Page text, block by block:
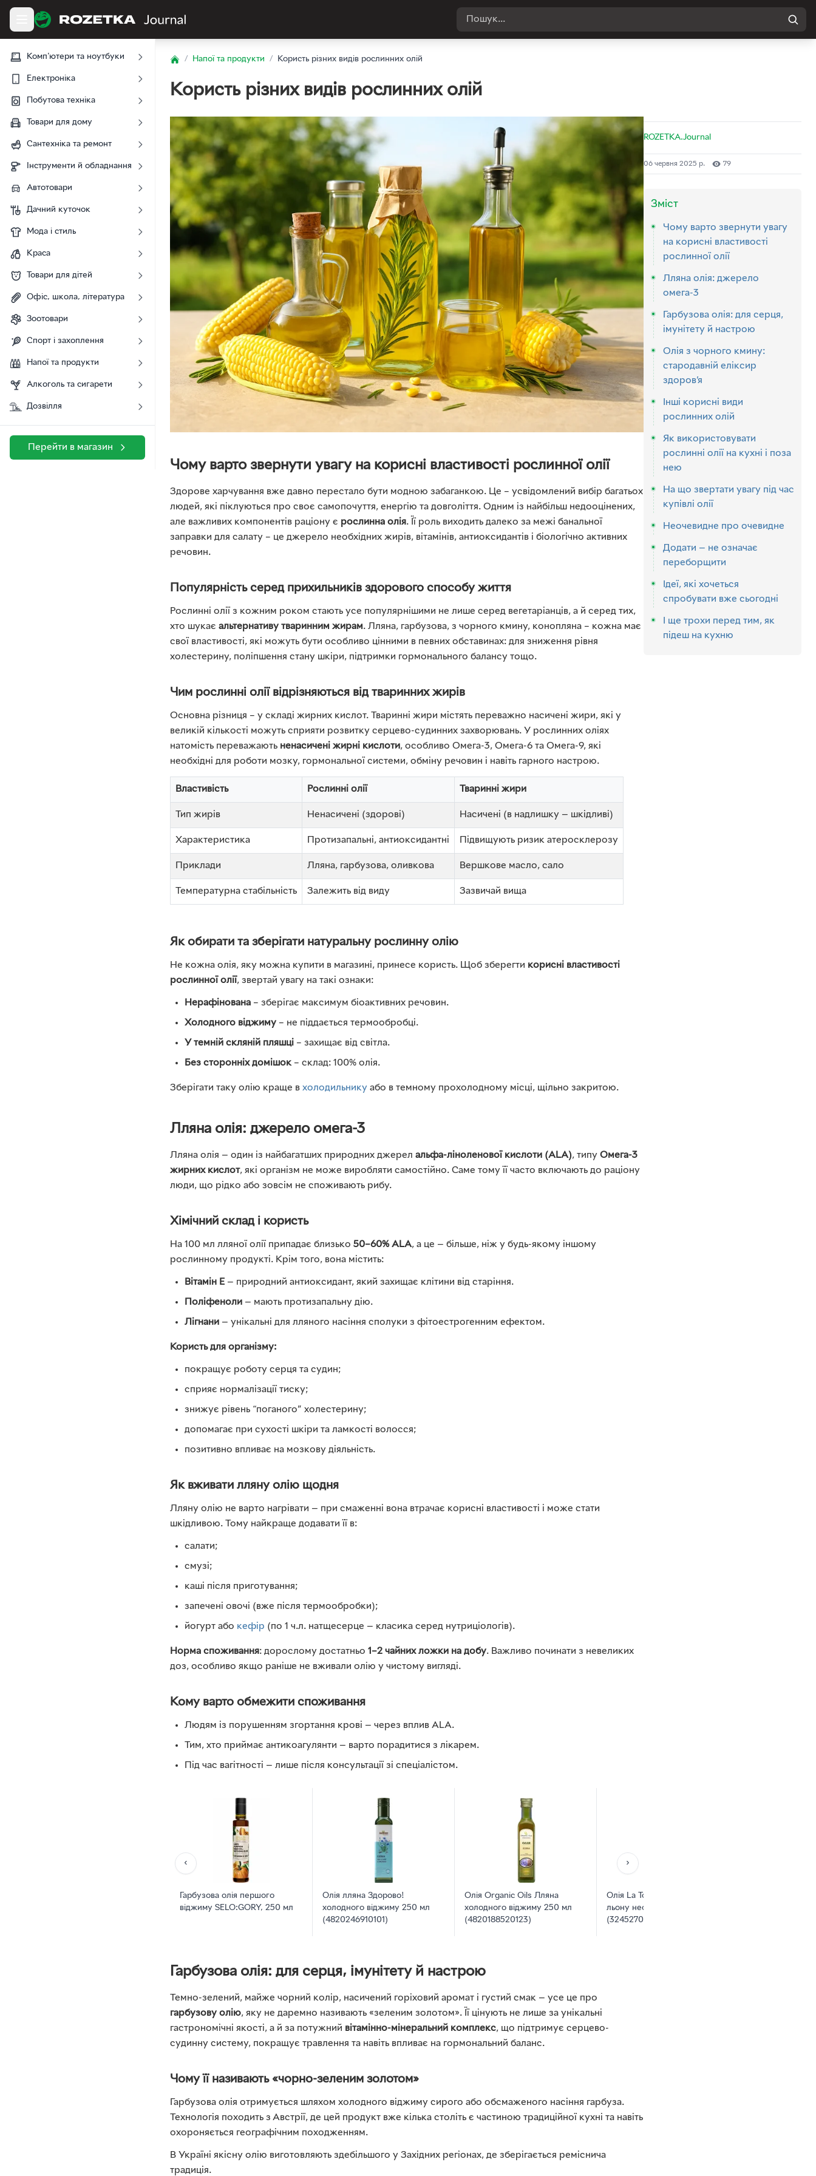
Комп'ютери та ноутбуки
Електроніка
Побутова техніка
Товари для дому
Сантехніка та ремонт
Інструменти й обладнання
Автотовари
Дачний куточок
Мода і стиль
Краса
Товари для дітей
Офіс, школа, література
Зоотовари
Спорт і захоплення
Напої та продукти
Алкоголь та сигарети
Дозвілля
Перейти в магазин
Home
/ Напої та продукти / Користь різних видів рослинних олій
Користь різних видів рослинних олій
Чому варто звернути увагу на корисні властивості рослинної олії
Здорове харчування вже давно перестало бути модною забаганкою. Це – усвідомлений вибір багатьох
людей, які піклуються про своє самопочуття, енергію та довголіття. Одним із найбільш недооцінених,
але важливих компонентів раціону є рослинна олія. Її роль виходить далеко за межі банальної
заправки для салату – це джерело необхідних жирів, вітамінів, антиоксидантів і біологічно активних
речовин.
Популярність серед прихильників здорового способу життя
Рослинні олії з кожним роком стають усе популярнішими не лише серед вегетаріанців, а й серед тих,
хто шукає альтернативу тваринним жирам. Лляна, гарбузова, з чорного кмину, конопляна – кожна має
свої властивості, які можуть бути особливо цінними в певних обставинах: для зниження рівня
холестерину, поліпшення стану шкіри, підтримки гормонального балансу тощо.
Чим рослинні олії відрізняються від тваринних жирів
Основна різниця – у складі жирних кислот. Тваринні жири містять переважно насичені жири, які у
великій кількості можуть сприяти розвитку серцево-судинних захворювань. У рослинних оліях
натомість переважають ненасичені жирні кислоти, особливо Омега-3, Омега-6 та Омега-9, які
необхідні для роботи мозку, гормональної системи, обміну речовин і навіть гарного настрою.
Властивість Рослинні олії Тваринні жири
Тип жирів Ненасичені (здорові) Насичені (в надлишку — шкідливі)
Характеристика Протизапальні, антиоксидантні Підвищують ризик атеросклерозу
Приклади Лляна, гарбузова, оливкова Вершкове масло, сало
Температурна стабільність Залежить від виду Зазвичай вища
Як обирати та зберігати натуральну рослинну олію
Не кожна олія, яку можна купити в магазині, принесе користь. Щоб зберегти корисні властивості
рослинної олії, звертай увагу на такі ознаки:
Нерафінована – зберігає максимум біоактивних речовин.
Холодного віджиму – не піддається термообробці.
У темній скляній пляшці – захищає від світла.
Без сторонніх домішок– склад: 100% олія.
Зберігати таку олію краще в холодильнику або в темному прохолодному місці, щільно закритою.
Лляна олія: джерело омега-3
Лляна олія — один із найбагатших природних джерел альфа-ліноленової кислоти (ALA), типу Омега-3
жирних кислот, які організм не може виробляти самостійно. Саме тому її часто включають до раціону
люди, що рідко або зовсім не споживають рибу.
Хімічний склад і користь
На 100 мл лляної олії припадає близько 50–60% ALA, а це — більше, ніж у будь-якому іншому
рослинному продукті. Крім того, вона містить:
Вітамін E — природний антиоксидант, який захищає клітини від старіння.
Поліфеноли — мають протизапальну дію.
Лігнани — унікальні для лляного насіння сполуки з фітоестрогенним ефектом.
Користь для організму:
покращує роботу серця та судин;
сприяє нормалізації тиску;
знижує рівень “поганого” холестерину;
допомагає при сухості шкіри та ламкості волосся;
позитивно впливає на мозкову діяльність.
Як вживати лляну олію щодня
Лляну олію не варто нагрівати — при смаженні вона втрачає корисні властивості і може стати
шкідливою. Тому найкраще додавати її в:
салати;
смузі;
каші після приготування;
запечені овочі (вже після термообробки);
йогурт або кефір (по 1 ч.л. натщесерце — класика серед нутриціологів).
Норма споживання: дорослому достатньо 1–2 чайних ложки на добу. Важливо починати з невеликих
доз, особливо якщо раніше не вживали олію у чистому вигляді.
Кому варто обмежити споживання
Людям із порушенням згортання крові — через вплив ALA.
Тим, хто приймає антикоагулянти — варто порадитися з лікарем.
Під час вагітності — лише після консультації зі спеціалістом.
‹
Гарбузова олія першого
віджиму SELO:GORY, 250 мл
Олія лляна Здорово!
холодного віджиму 250 мл
(4820246910101)
Олія Organic Oils Лляна
холодного віджиму 250 мл
(4820188520123)
Олія La Tourangelle з насіння
льону неочищена 250 мл
(3245270001426)
›
Гарбузова олія: для серця, імунітету й настрою
Темно-зелений, майже чорний колір, насичений горіховий аромат і густий смак — усе це про
гарбузову олію, яку не даремно називають «зеленим золотом». Її цінують не лише за унікальні
гастрономічні якості, а й за потужний вітамінно-мінеральний комплекс, що підтримує серцево-
судинну систему, покращує травлення та навіть впливає на гормональний баланс.
Чому її називають «чорно-зеленим золотом»
Гарбузова олія отримується шляхом холодного віджиму сирого або обсмаженого насіння гарбуза.
Технологія походить з Австрії, де цей продукт вже кілька століть є частиною традиційної кухні та навіть
охороняється географічним походженням.
В Україні якісну олію виготовляють здебільшого у Західних регіонах, де зберігається реміснича
традиція.
ROZETKA.Journal
06 червня 2025 р. 79
Зміст
Чому варто звернути увагу
на корисні властивості
рослинної олії
Лляна олія: джерело
омега-3
Гарбузова олія: для серця,
імунітету й настрою
Олія з чорного кмину:
стародавній еліксир
здоров’я
Інші корисні види
рослинних олій
Як використовувати
рослинні олії на кухні і поза
нею
На що звертати увагу під час
купівлі олії
Неочевидне про очевидне
Додати — не означає
переборщити
Ідеї, які хочеться
спробувати вже сьогодні
І ще трохи перед тим, як
підеш на кухню